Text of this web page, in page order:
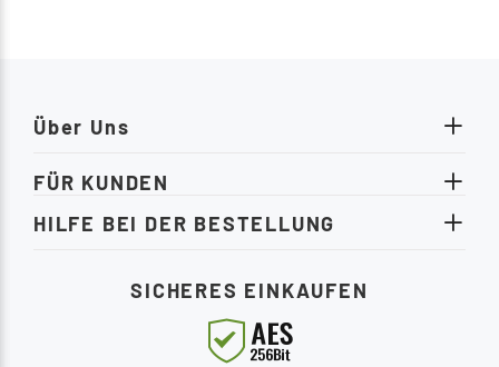
Über Uns
FÜR KUNDEN
HILFE BEI DER BESTELLUNG
SICHERES EINKAUFEN